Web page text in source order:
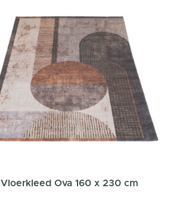
Vloerkleed Ova 160 x 230 cm